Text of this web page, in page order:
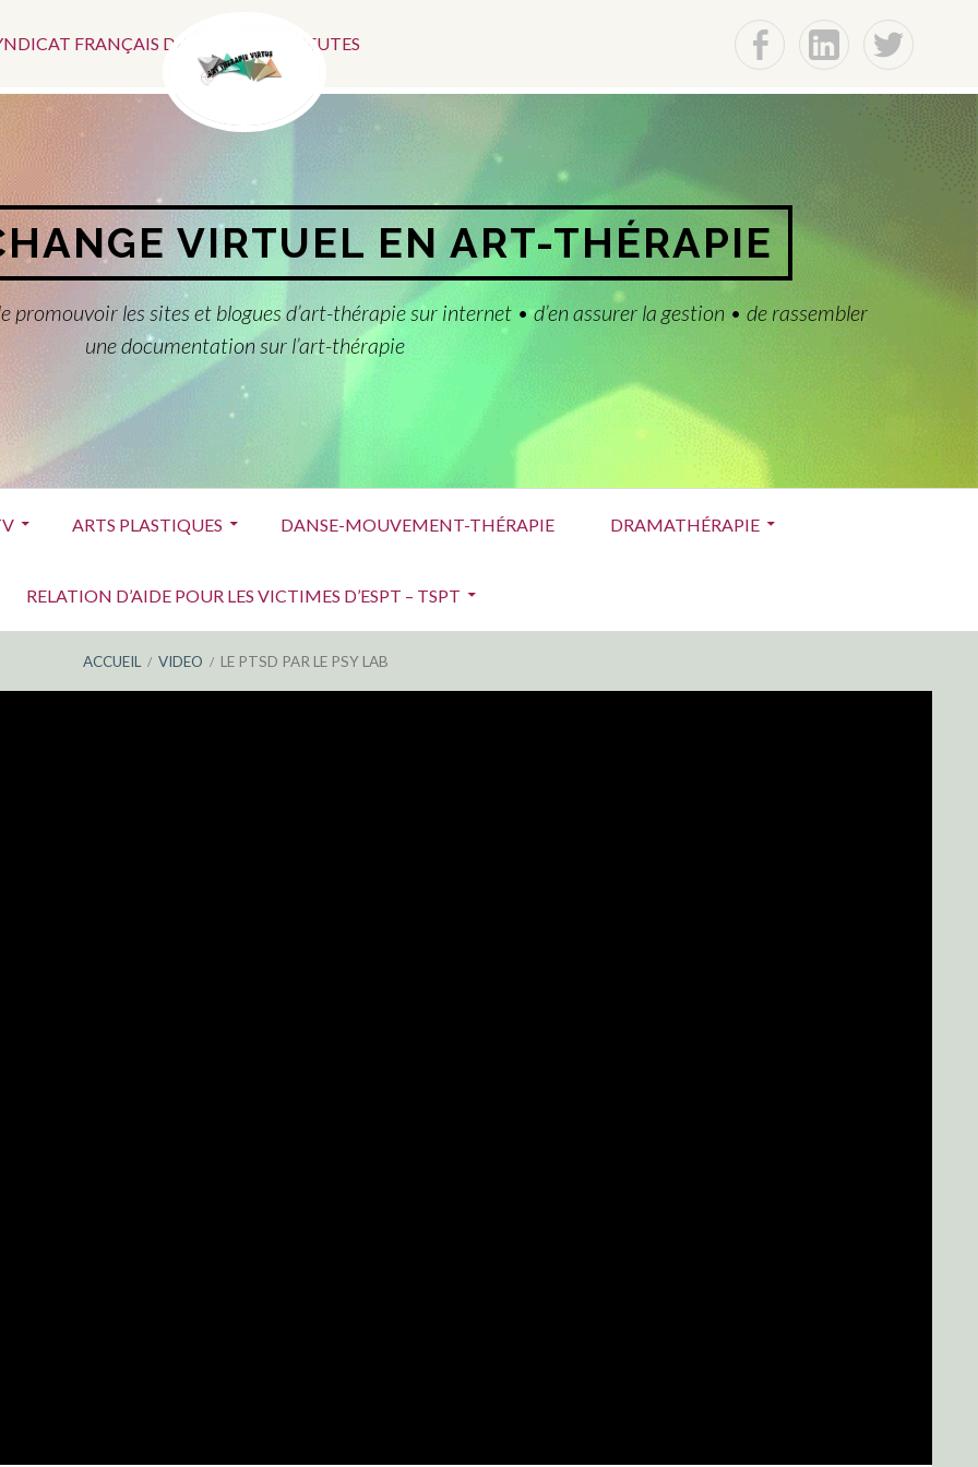
FRANÇAIS DES ART-THÉRAPEUTES
Social
f Lin t
VIRTUEL EN ART-THÉRAPIE
les sites et blogues d’art-thérapie sur internet • d’en assurer la gestion • de rassembler
une documentation sur l’art-thérapie
ARTS PLASTIQUES DANSE-MOUVEMENT-THÉRAPIE DRAMATHÉRAPIE
RELATION D’AIDE POUR LES VICTIMES D’ESPT – TSPT
ACCUEIL VIDEO LE PTSD PAR LE PSY LAB